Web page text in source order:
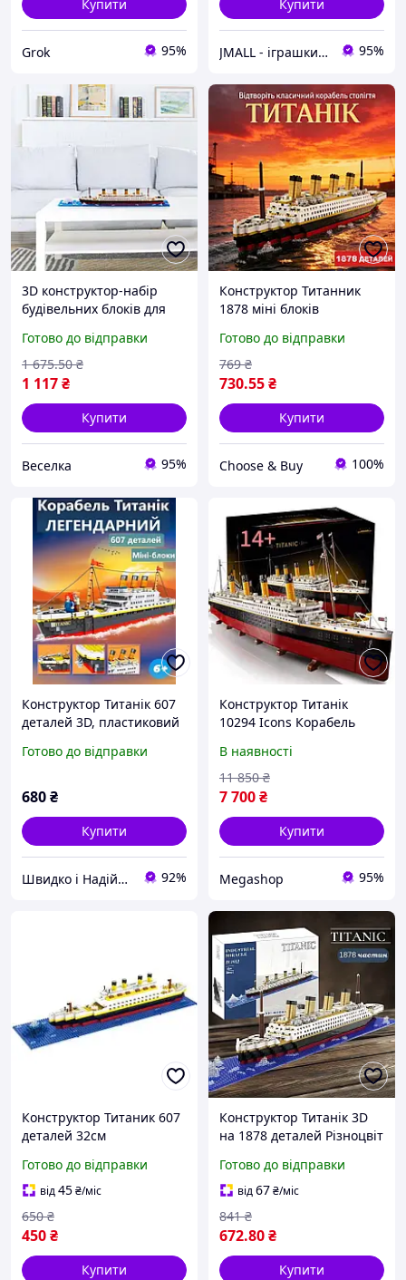
Купити
Grok 95%
Купити
JMALL - іграшки та товари для детей 95%
3D конструктор-набір
будівельних блоків для
Титанник 1860 деталей
для дітей від 8 років
FLAME
Готово до відправки
1 117₴
1 675.50 ₴
Купити
Веселка 95%
Конструктор Титанник
1878 міні блоків
Готово до відправки
730.55₴
769 ₴
Купити
Сhoose & Buy 100%
Конструктор Титанік 607
деталей 3D, пластиковий
розвиваючий, для дітей 4
Готово до відправки
680₴
Купити
Швидко і Надійно 92%
Конструктор Титанік
10294 Icons Корабель
велика колекційна
модель
В наявності
7 700₴
11 850 ₴
Купити
Megashop 95%
Конструктор Титаник 607
деталей 32см
Готово до відправки
від45₴/міс
450₴
650 ₴
Купити
Конструктор Титанік 3D
на 1878 деталей Різноцвіт
Готово до відправки
від67₴/міс
672.80₴
841 ₴
Купити